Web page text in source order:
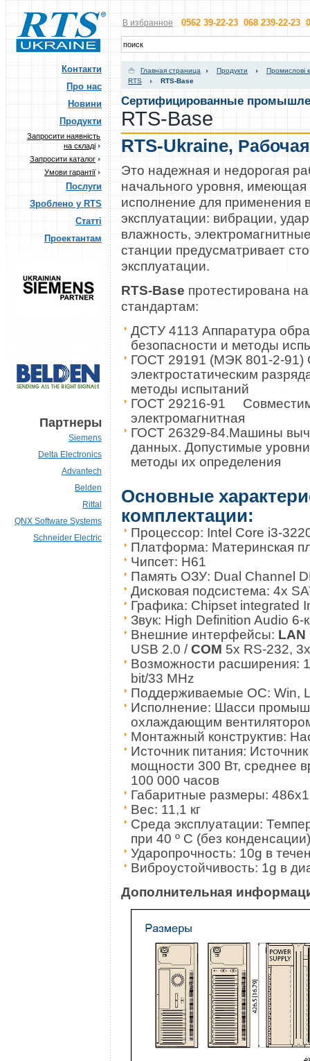
В избранное 0562 39-22-23 068 239-22-23
Контакти
Про нас
Новини
Продукти
Запросити наявність
на складі
Запросити каталог
Умови гарантії
Послуги
Зроблено у RTS
Статті
Проектантам
Партнеры
Siemens
Delta Electronics
Advantech
Belden
Rittal
QNX Software Systems
Schneider Electric
Главная страница Продукти
Промислові
RTS
RTS-Base
Сертифицированные
RTS-Base
RTS-Ukraine,
Это надежная и недорогая
начального уровня,
исполнение для применения
эксплуатации: вибрации,
влажность,
станции предусматривает
эксплуатации.
RTS-Base протестирована
стандартам:
ДСТУ 4113 Аппаратура
безопасности и методы
ГОСТ 29191 (МЭК 801-2-91)
электростатическим
методы испытаний
ГОСТ 29216-91
электромагнитная
ГОСТ 26329-84.Машины
данных. Допустимые
методы их определения
Основные
комплектации:
Процессор: Intel Core i3-
Платформа: Материнская
Чипсет: H61
Память ОЗУ: Dual Channel
Дисковая подсистема: 4x
Графика: Chipset integrated
Звук: High Definition Audio
Внешние интерфейсы: LAN
USB 2.0 /COM 5x RS-232,
Возможности расширения:
bit/33 MHz
Поддерживаемые ОС: Win,
Исполнение: Шасси
охлаждающим
Монтажный конструктив:
Источник питания:
мощности 300 Вт, среднее
100 000 часов
Габаритные размеры:
Вес: 11,1 кг
Среда эксплуатации:
при 40 º C (без конденсации)
Ударопрочность: 10g в
Виброустойчивость: 1g в
Дополнительная